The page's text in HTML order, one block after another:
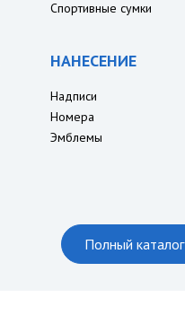
Спортивные сумки
НАНЕСЕНИЕ
Надписи
Номера
Эмблемы
Полный каталог